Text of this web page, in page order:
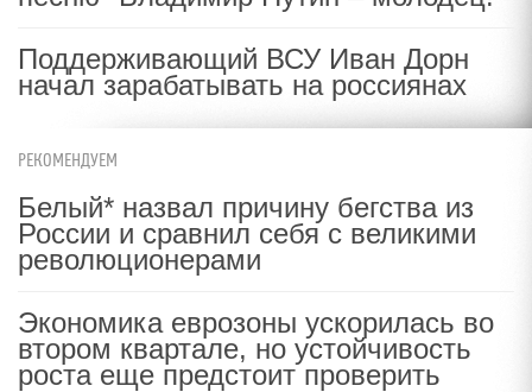
Поддерживающий ВСУ Иван Дорн
начал зарабатывать на россиянах
РЕКОМЕНДУЕМ
Белый* назвал причину бегства из
России и сравнил себя с великими
революционерами
Экономика еврозоны ускорилась во
втором квартале, но устойчивость
роста еще предстоит проверить